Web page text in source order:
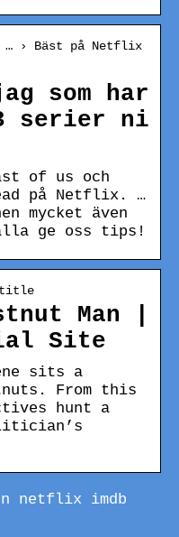
… › Bäst på Netflix
som har
serier ni
of us och
på Netflix. …
mycket även
ge oss tips!
title
Man |
Site
sits a
From this
hunt a
netflix imdb